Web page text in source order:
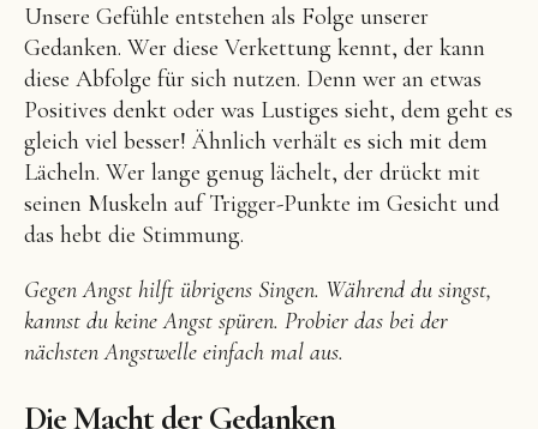
Unsere Gefühle entstehen als Folge unserer
Gedanken. Wer diese Verkettung kennt, der kann
diese Abfolge für sich nutzen. Denn wer an etwas
Positives denkt oder was Lustiges sieht, dem geht es
gleich viel besser! Ähnlich verhält es sich mit dem
Lächeln. Wer lange genug lächelt, der drückt mit
seinen Muskeln auf Trigger-Punkte im Gesicht und
das hebt die Stimmung.
Gegen Angst hilft übrigens Singen. Während du singst,
kannst du keine Angst spüren. Probier das bei der
nächsten Angstwelle einfach mal aus.
Die Macht der Gedanken